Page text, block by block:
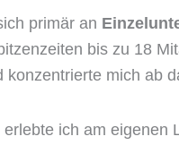
primär an
bis zu 18
konzentrierte mich ab
ich am